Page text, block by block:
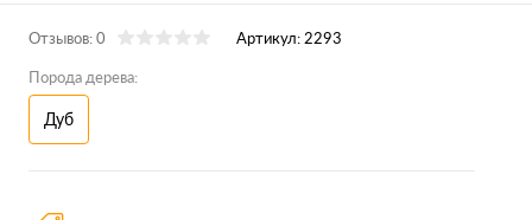
Отзывов: 0 Артикул: 2293
Порода дерева:
Дуб